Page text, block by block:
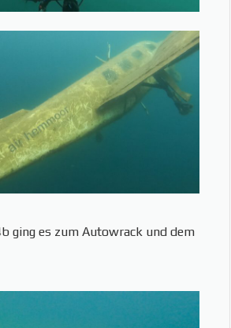
ging es zum Autowrack und dem